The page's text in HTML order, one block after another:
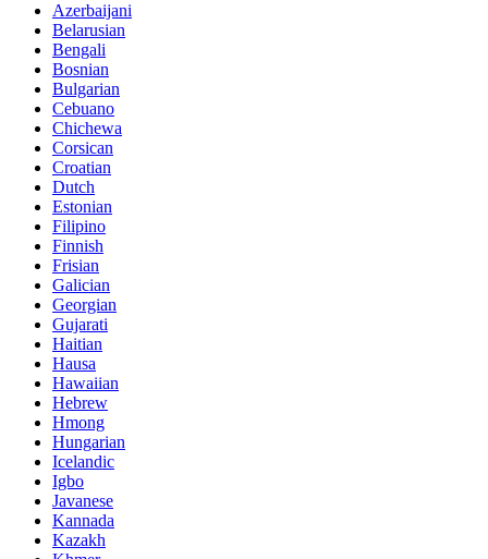
Azerbaijani
Belarusian
Bengali
Bosnian
Bulgarian
Cebuano
Chichewa
Corsican
Croatian
Dutch
Estonian
Filipino
Finnish
Frisian
Galician
Georgian
Gujarati
Haitian
Hausa
Hawaiian
Hebrew
Hmong
Hungarian
Icelandic
Igbo
Javanese
Kannada
Kazakh